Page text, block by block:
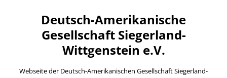
Deutsch-Amerikanische
Gesellschaft Siegerland-
Wittgenstein e.V.
Webseite der Deutsch-Amerikanischen Gesellschaft Siegerland-